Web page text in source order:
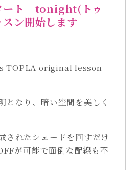
ート tonight(トゥ
ン開始します
TOPLA original lesson
となり、暗い空間を美しく
されたシェードを回すだけ
が可能で面倒な配線も不